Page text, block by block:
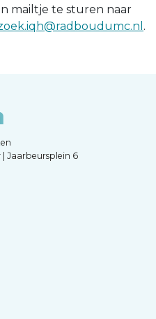
mailtje te sturen naar
.
Jaarbeursplein 6